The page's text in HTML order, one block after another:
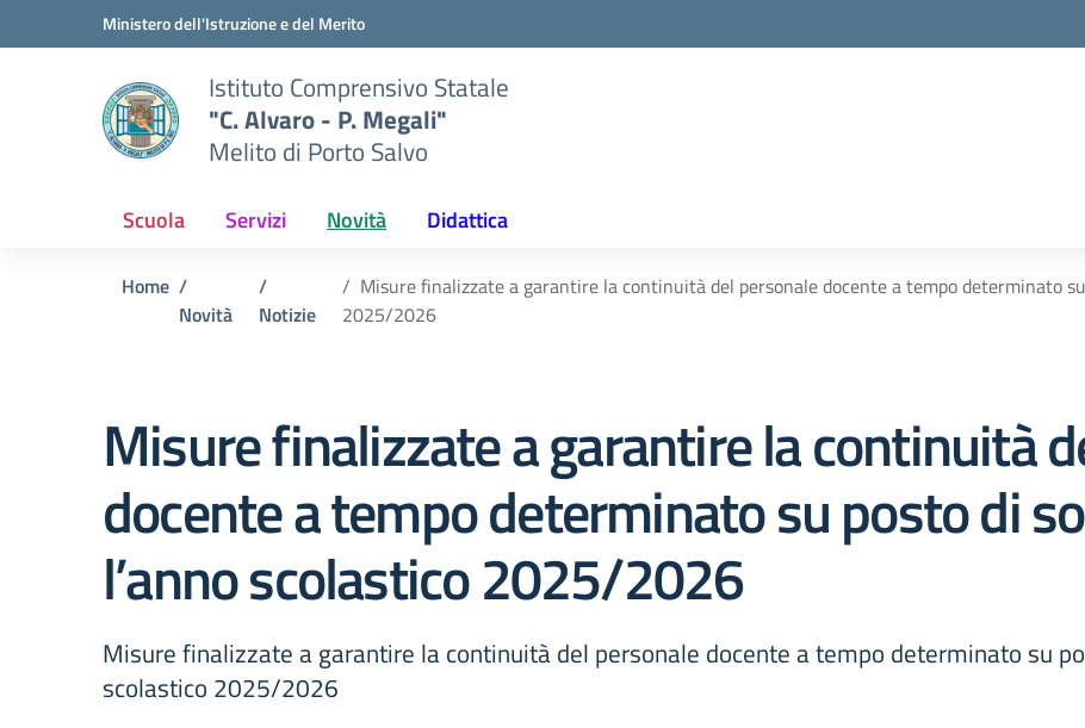
Vai ai contenuti
Vai al menu di navigazioneMinistero dell'Istruzione e del Merito
Istituto Comprensivo Statale
"C. Alvaro - P. Megali"
Melito di Porto Salvo
Scuola Servizi Novità Didattica
Home
Novità
Notizie
Misure finalizzate a garantire la continuità del personale docente a tempo determinato
2025/2026
Misure finalizzate a garantire la continuità
docente a tempo determinato su posto di
l’anno scolastico 2025/2026
Misure finalizzate a garantire la continuità del personale docente a tempo determinato su
scolastico 2025/2026